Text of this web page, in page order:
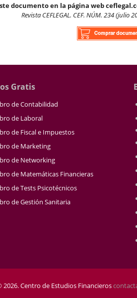
documento en la página web
Revista CEFLEGAL. CEF. NÚM. 234 (julio
Gratis
de Contabilidad
de Laboral
de Fiscal e Impuestos
de Marketing
de Networking
de Matemáticas Financieras
de Tests Psicotécnicos
de Gestión Sanitaria
2026. Centro de Estudios Financieros